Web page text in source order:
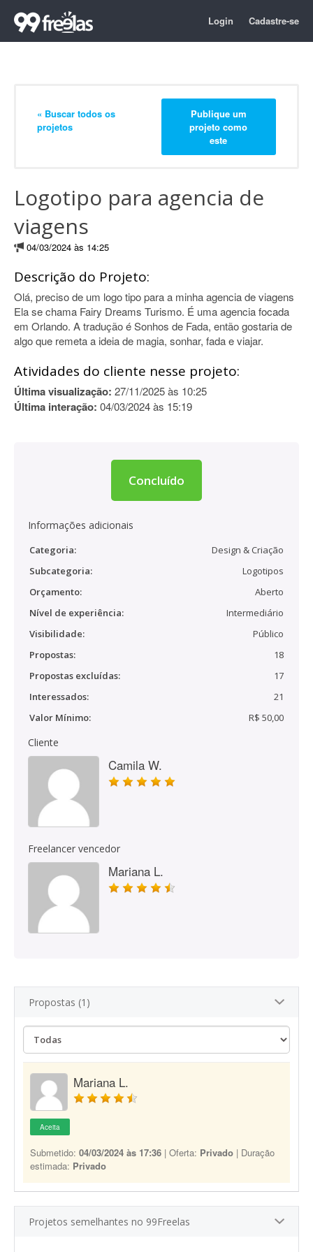
Login Cadastre-se
« Buscar todos os
projetos
Publique um
projeto como
este
Logotipo para agencia de
viagens
04/03/2024 às 14:25
Descrição do Projeto:
Olá, preciso de um logo tipo para a minha agencia de viagens
Ela se chama Fairy Dreams Turismo. É uma agencia focada
em Orlando. A tradução é Sonhos de Fada, então gostaria de
algo que remeta a ideia de magia, sonhar, fada e viajar.
Atividades do cliente nesse projeto:
Última visualização: 27/11/2025 às 10:25
Última interação: 04/03/2024 às 15:19
Concluído
Informações adicionais
Categoria:
Design & Criação
Subcategoria:
Logotipos
Orçamento:
Aberto
Nível de experiência:
Intermediário
Visibilidade:
Público
Propostas:
18
Propostas excluídas:
17
Interessados:
21
Valor Mínimo:
R$ 50,00
Cliente
Camila W.
Freelancer vencedor
Mariana L.
Propostas (1)
Mariana L.
Aceita
Submetido: 04/03/2024 às 17:36 | Oferta: Privado | Duração
estimada: Privado
Projetos semelhantes no 99Freelas